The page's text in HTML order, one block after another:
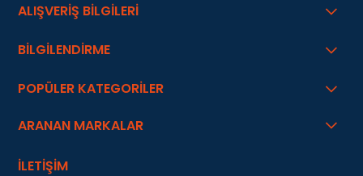
ALIŞVERİŞ BİLGİLERİ
BİLGİLENDİRME
POPÜLER KATEGORİLER
ARANAN MARKALAR
İLETİŞİM